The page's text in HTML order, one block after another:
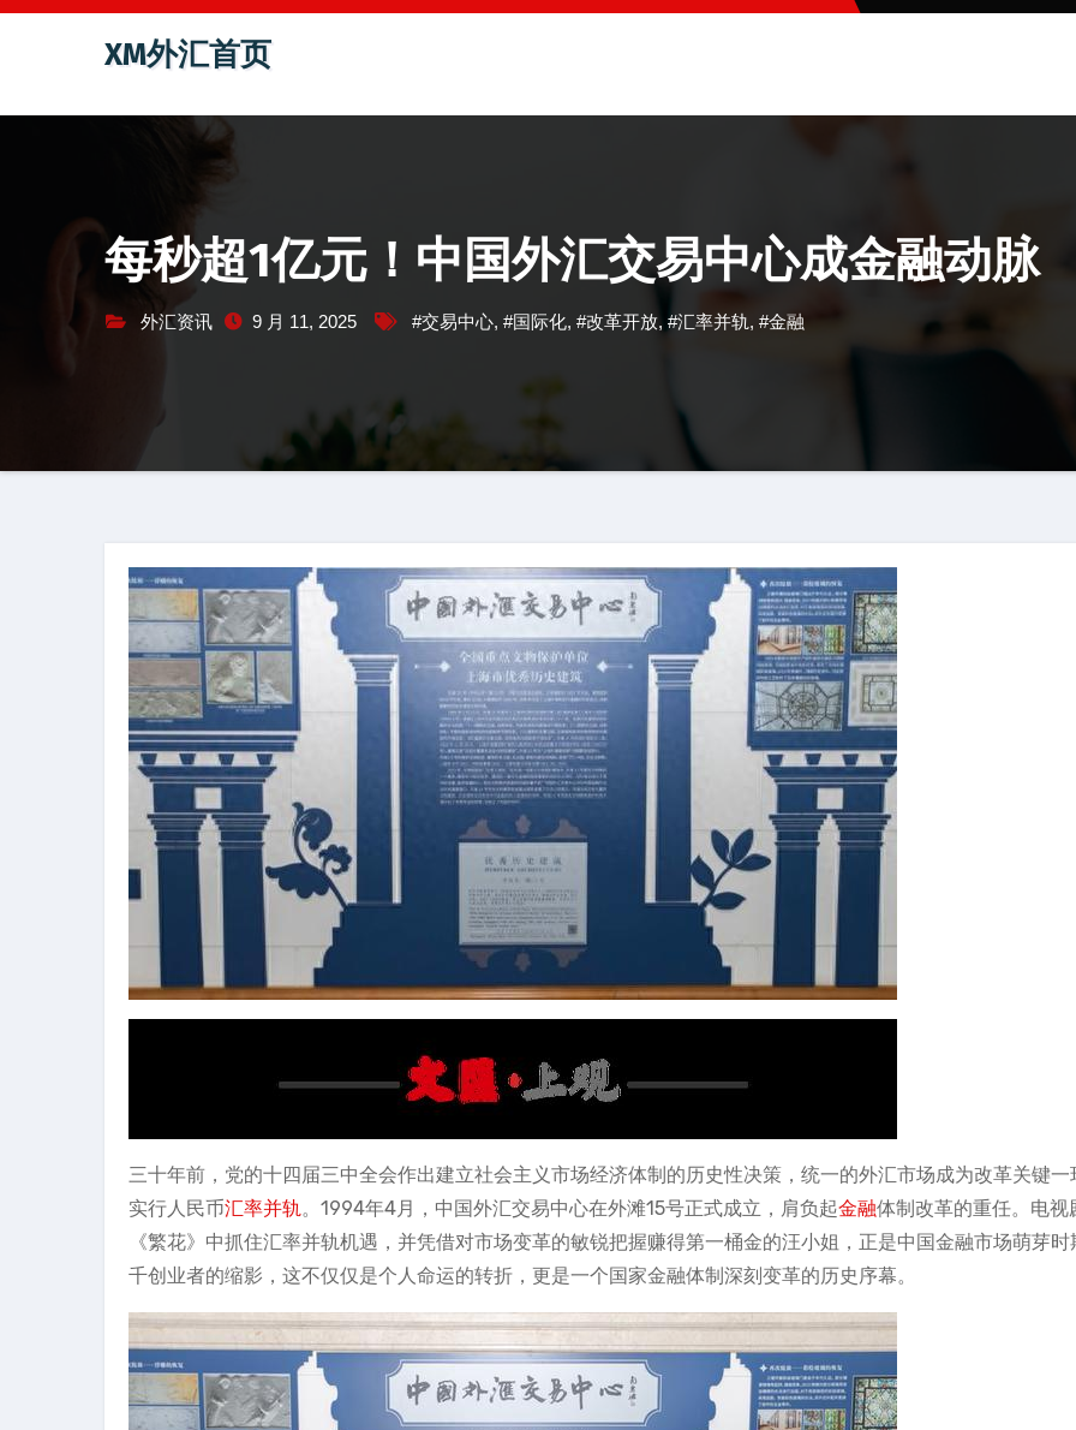
跳
容
XM外汇首页
每秒超1亿元！中国外汇交易中心成金融动脉
外汇资讯 9 月 11, 2025 #交易中心, #国际化, #改革开放, #汇率并轨, #金融
三十年前，党的十四届三中全会作出建立社会主义市场经济体制的历史性决策，统一的外汇市场成为改革关键一
实行人民币汇率并轨。1994年4月，中国外汇交易中心在外滩15号正式成立，肩负起金融体制改革的重任。电视
《繁花》中抓住汇率并轨机遇，并凭借对市场变革的敏锐把握赚得第一桶金的汪小姐，正是中国金融市场萌芽时
千创业者的缩影，这不仅仅是个人命运的转折，更是一个国家金融体制深刻变革的历史序幕。